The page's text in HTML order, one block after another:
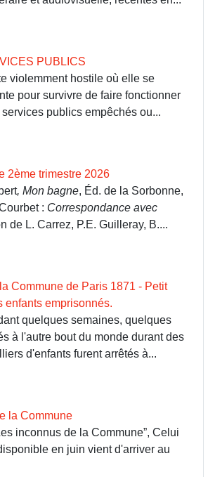
PUBLICS
violemment hostile où elle se
pour survivre de faire fonctionner
services publics empêchés ou...
2ème trimestre 2026
, Mon bagne, Éd. de la Sorbonne,
: Correspondance avec
de L. Carrez, P.E. Guilleray, B....
Commune de Paris 1871 - Petit
enfants emprisonnés.
quelques semaines, quelques
à l'autre bout du monde durant des
d'enfants furent arrêtés à...
la Commune
inconnus de la Commune”, Celui
en juin vient d'arriver au